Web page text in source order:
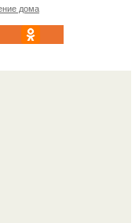
дома